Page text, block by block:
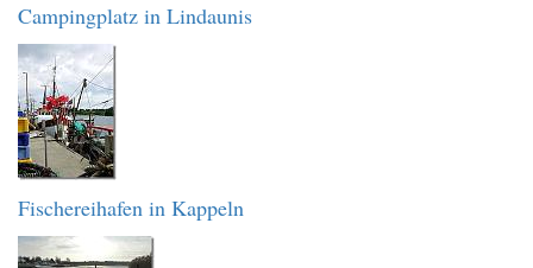
Campingplatz in Lindaunis
Fischereihafen in Kappeln